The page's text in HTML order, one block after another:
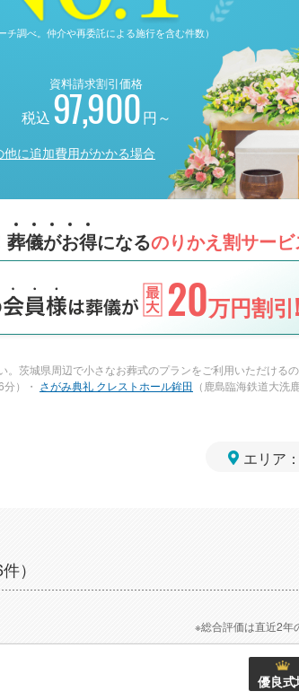
調べ。仲介や再委託による施行を含む件数）
資料請求割引価格
税込97,900円～
他に追加費用がかかる場合
葬儀がお得になるのりかえ割サービ
20万円割引!
茨城県周辺で小さなお葬式のプランをご利用いただけるの
）・ さがみ典礼 クレストホール鉾田 （鹿島臨海鉄道大洗
エリア
）
※総合評価は直近2年
優良式